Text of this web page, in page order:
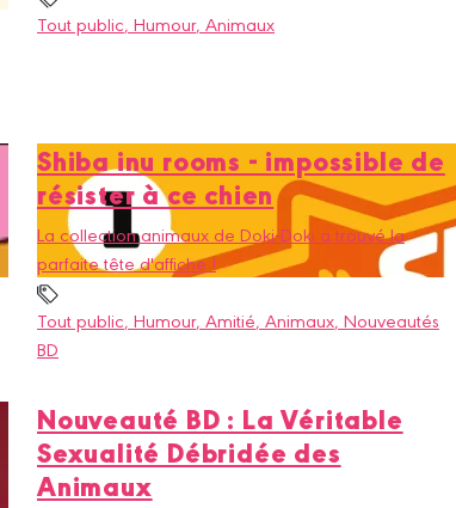
Tout public, Humour, Animaux
Shiba inu rooms - impossible de
résister à ce chien
La collection animaux de Doki-Doki a trouvé la
parfaite tête d'affiche !
Tout public, Humour, Amitié, Animaux, Nouveautés
BD
Nouveauté BD : La Véritable
Sexualité Débridée des
Animaux